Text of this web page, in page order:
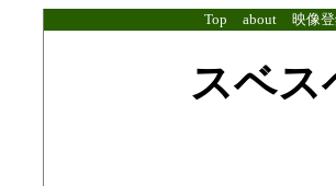
Top about 映像
スベス